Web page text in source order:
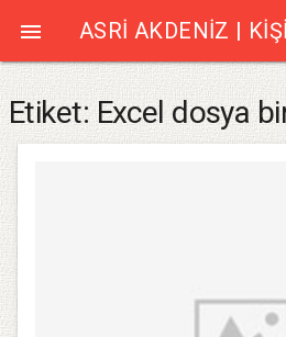
 ASRI AKDENIZ |
Etiket:Excel dosya